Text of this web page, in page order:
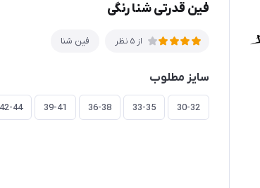
فین قدرتی شنا رنگی
از 5 نظر فین شنا
سایز مطلوب
30-32
33-35
36-38
39-41
42-44